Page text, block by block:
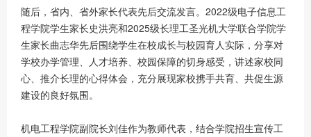
随后，省内、省外家长代表先后交流发言。2022级电子信息工
程学院学生家长史洪亮和2025级长理工圣光机大学联合学院学
生家长曲志华先后围绕学生在校成长与校园育人实际，分享对
学校办学管理、人才培养、校园保障的切身感受，讲述家校同
心、推介长理的心得体会，充分展现家校携手共育、共促生源
建设的良好氛围。
机电工程学院副院长刘佳作为教师代表，结合学院招生宣传工